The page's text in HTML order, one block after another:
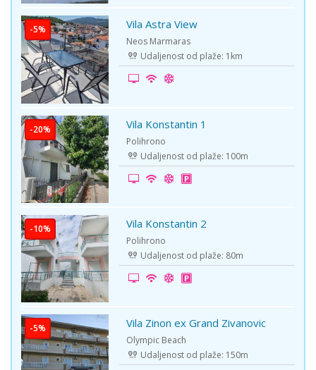
-5% Vila Astra View
Neos Marmaras
Udaljenost od plaže: 1km
-20% Vila Konstantin 1
Polihrono
Udaljenost od plaže: 100m
-10% Vila Konstantin 2
Polihrono
Udaljenost od plaže: 80m
-5% Vila Zinon ex Grand Zivanovic
Olympic Beach
Udaljenost od plaže: 150m